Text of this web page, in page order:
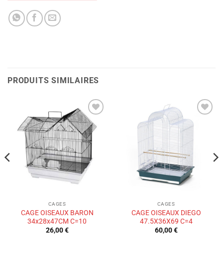
PRODUITS SIMILAIRES
Ajouter
à la liste
de
souhaits
CAGES
CAGE OISEAUX BARON
34x28x47CM C=10
26,00€
Ajouter
à la liste
CAGES
CAGE OISEAUX DIEGO
47.5X36X69 C=4
60,00€